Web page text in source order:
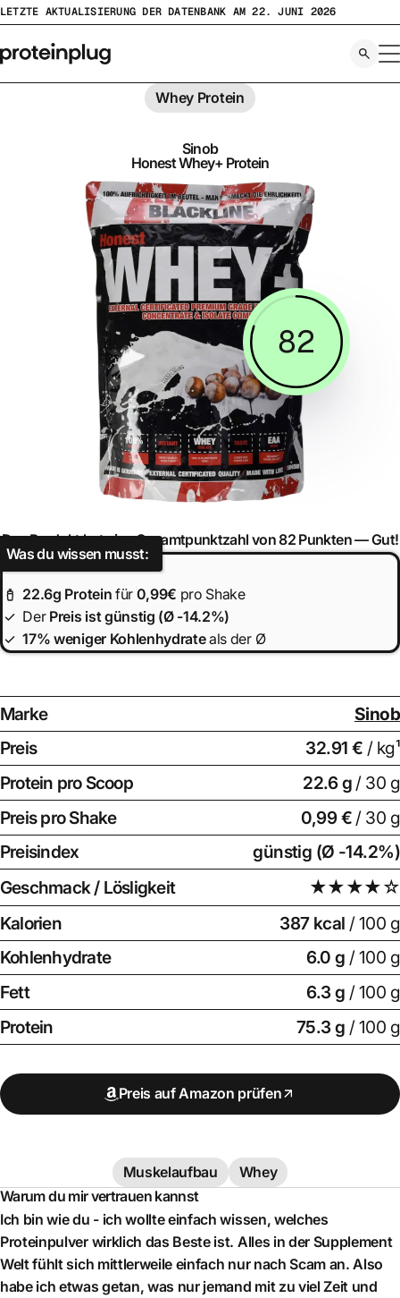
Zum
springen
LETZTE AKTUALISIERUNG DER DATENBANK AM 22. JUNI 2026
Whey Protein
Sinob
Honest Whey+ Protein
82
Das Produkt hat eine Gesamtpunktzahl von 82 Punkten —Gut!
Was du wissen musst:
22.6g Protein für 0,99€ pro Shake
Der Preis istgünstig (Ø -14.2%)
17% weniger Kohlenhydrateals der Ø
Marke
Sinob
Preis
32.91 € / kg¹
Protein pro Scoop
22.6g / 30 g
Preis pro Shake
0,99 € / 30 g
Preisindex
günstig (Ø -14.2%)
Geschmack / Lösligkeit
★★★★☆
Kalorien
387 kcal / 100 g
Kohlenhydrate
6.0 g / 100 g
Fett
6.3 g / 100 g
Protein
75.3 g / 100 g
Preis auf Amazon prüfen
Muskelaufbau
Whey
Warum du mir vertrauen kannst
Ich bin wie du - ich wollte einfach wissen, welches
Proteinpulver wirklich das Beste ist. Alles in der Supplement
Welt fühlt sich mittlerweile einfach nur nach Scam an. Also
habe ich etwas getan, was nur jemand mit zu viel Zeit und